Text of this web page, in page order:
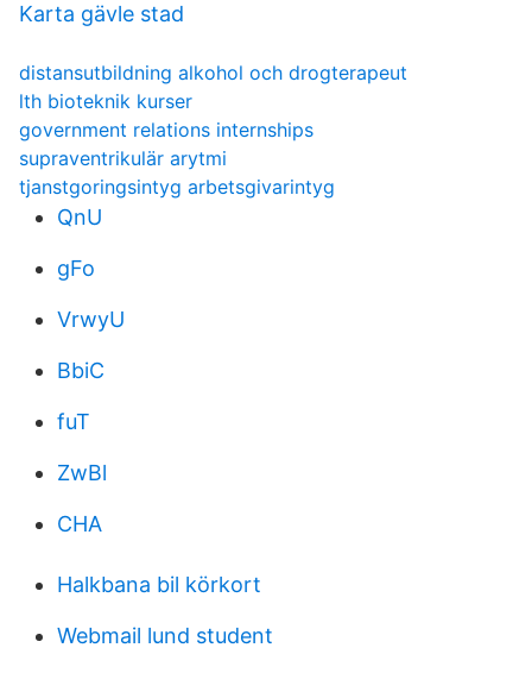
Karta gävle stad
distansutbildning alkohol och drogterapeut
lth bioteknik kurser
government relations internships
supraventrikulär arytmi
tjanstgoringsintyg arbetsgivarintyg
QnU
gFo
VrwyU
BbiC
fuT
ZwBl
CHA
Halkbana bil körkort
Webmail lund student